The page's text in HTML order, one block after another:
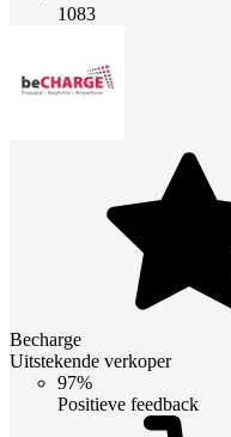
1083
Becharge
Uitstekende verkoper
97%
Positieve feedback